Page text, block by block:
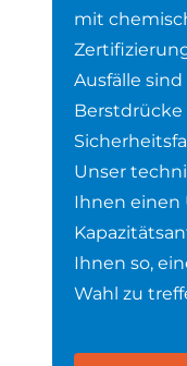
mit
Ausfälle
Unser
Ihnen einen
Ihnen so,
Wahl zu